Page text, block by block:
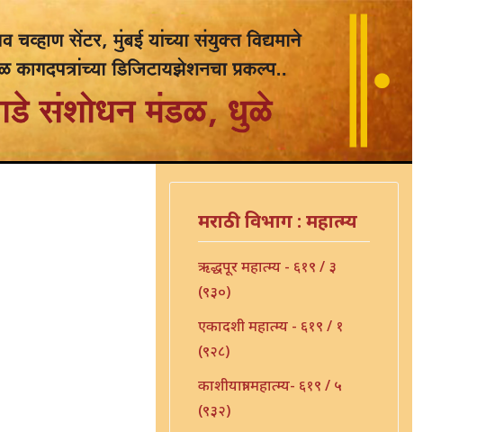
मराठी विभाग : महात्म्य
ऋद्धपूर महात्म्य - ६१९ / ३
(९३०)
एकादशी महात्म्य - ६१९ / १
(९२८)
काशीयात्रा महात्म्य- ६१९ / ५
(९३२)